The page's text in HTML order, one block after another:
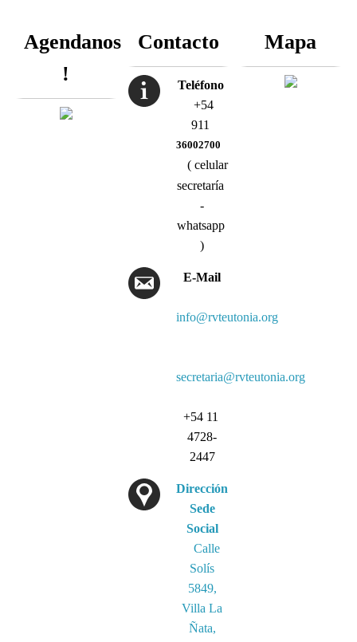
Agendanos
!
Contacto
Teléfono
+54
911
36002700
( celular
secretaría
-
whatsapp
)
E-Mail
info@rvteutonia.org
secretaria@rvteutonia.org
+54 11
4728-
2447
Dirección
Sede
Social
Calle
Solís
5849,
Villa La
Ñata,
Mapa